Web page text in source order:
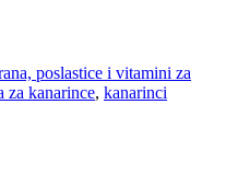
poslastice i vitamini za
za kanarince, kanarinci